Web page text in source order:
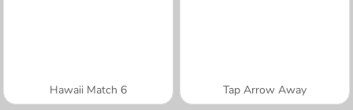
Hawaii Match 6 Tap Arrow Away